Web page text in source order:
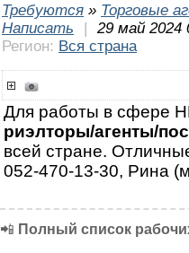
Требуются » Торговые
Написать
|
29 май 2024
Регион: Вся страна
Для работы в сфере
риэлторы/агенты/
всей стране.
052-470-13-30, Рина
📲 Полный список